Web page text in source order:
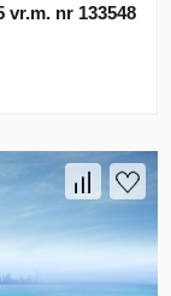
vr.m. nr 133548